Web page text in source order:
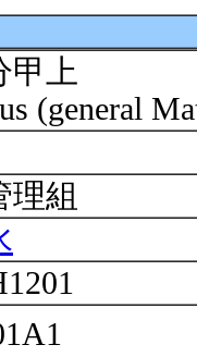
甲上
(general
理組